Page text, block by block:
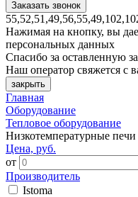
Нажимая на кнопку, вы
персональных данных
Спасибо за оставленную
Наш оператор свяжется с
закрыть
Главная
Оборудование
Тепловое оборудование
Низкотемпературные печи
Цена, руб.
от
Производитель
Istoma